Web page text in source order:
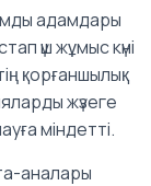
адамдары
үш жұмыс күні
қорғаншылық
жүзеге
міндетті.
аналары